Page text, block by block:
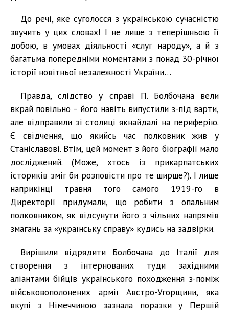
До речі, яке суголосся з українською сучасністю
звучить у цих словах! І не лише з теперішньою її
добою, в умовах діяльності «слуг народу», а й з
багатьма попередніми моментами з понад 30-річної
історії новітньої незалежності України…
Правда, слідство у справі П. Болбочана вели
вкрай повільно – його навіть випустили з-під варти,
але відправили зі столиці якнайдалі на периферію.
Є свідчення, що якийсь час полковник жив у
Станіславові. Втім, цей момент з його біографії мало
досліджений. (Може, хтось із прикарпатських
істориків зміг би розповісти про те ширше?). І лише
наприкінці травня того самого 1919-го в
Директорії придумали, що робити з опальним
полковником, як відсунути його з чільних напрямів
змагань за «українську справу» кудись на задвірки.
Вирішили відрядити Болбочана до Італії для
створення з інтернованих туди західними
аліантами бійців українського походження з-поміж
військовополонених армії Австро-Угорщини, яка
вкупі з Німеччиною зазнала поразки у Першій